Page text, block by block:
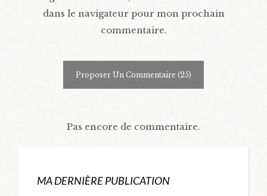
dans le navigateur pour mon prochain
commentaire.
Pas encore de commentaire.
MA DERNIÈRE PUBLICATION